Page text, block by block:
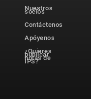
Nuestros
socios
Contáctenos
Apóyenos
¿Quieres
publicar
notas de
IPS?